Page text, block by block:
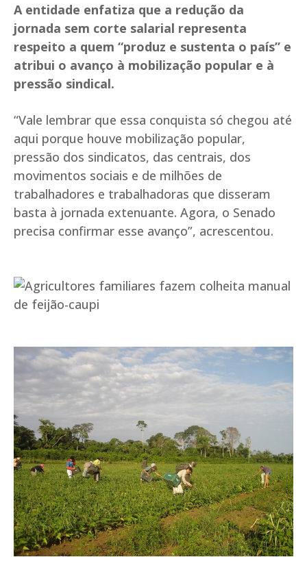
A entidade enfatiza que a redução da
jornada sem corte salarial representa
respeito a quem “produz e sustenta o país” e
atribui o avanço à mobilização popular e à
pressão sindical.
“Vale lembrar que essa conquista só chegou até
aqui porque houve mobilização popular,
pressão dos sindicatos, das centrais, dos
movimentos sociais e de milhões de
trabalhadores e trabalhadoras que disseram
basta à jornada extenuante. Agora, o Senado
precisa confirmar esse avanço”, acrescentou.